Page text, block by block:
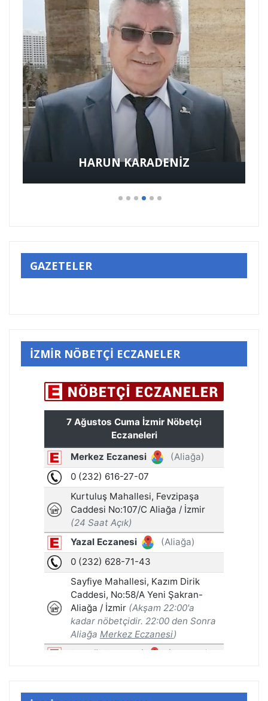
Benim adım DENİZ GEZMİŞ…
GAZETELER
İZMİR NÖBETÇİ ECZANELER